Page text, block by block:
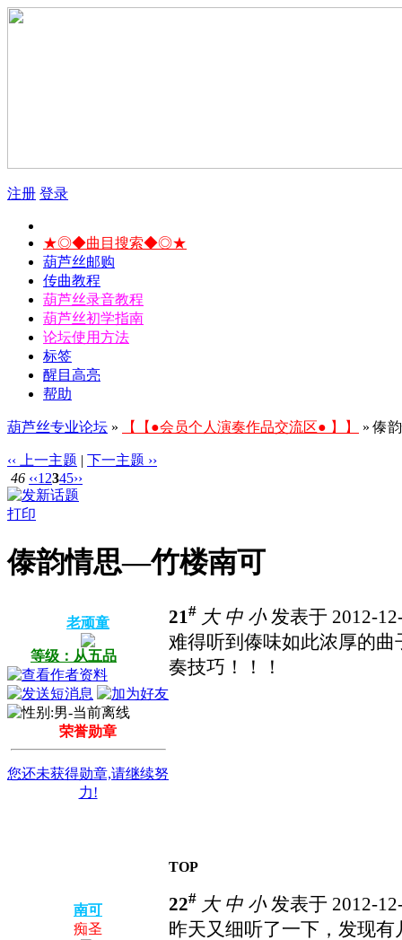
注册 登录
★◎◆曲目搜索◆◎★
葫芦丝邮购
传曲教程
葫芦丝录音教程
葫芦丝初学指南
论坛使用方法
标签
醒目高亮
帮助
葫芦丝专业论坛 » 【【●会员个人演奏作品交流区● 】】 » 傣
‹‹ 上一主题 | 下一主题 ››
46 ‹‹1 2345››
打印
傣韵情思—竹楼南可
老顽童
等级：从五品
荣誉勋章
您还未获得勋章,请继续努
力!
21# 大 中 小发表于 2012-
难得听到傣味如此浓厚的
奏技巧！！！
TOP
南可
痴圣
22# 大 中 小发表于 2012-
昨天又细听了一下，发现